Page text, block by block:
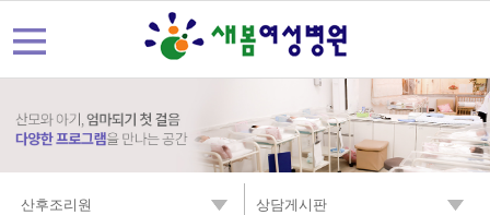
산후조리원 상담게시판